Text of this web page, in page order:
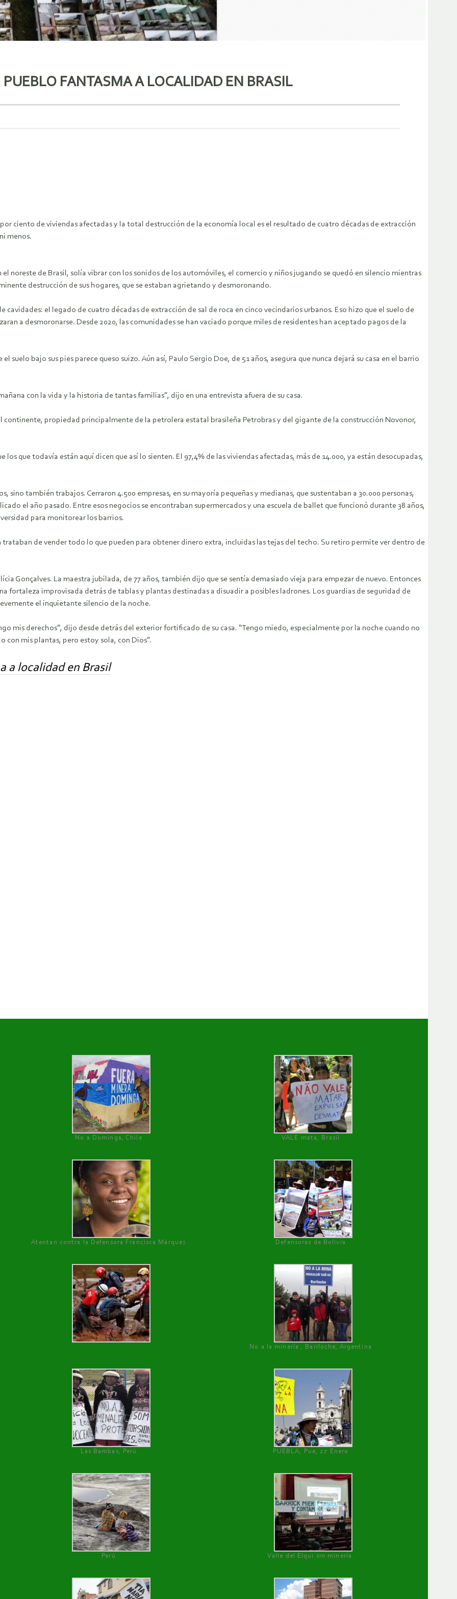
FANTASMA A LOCALIDAD EN BRASIL
ciento de viviendas afectadas y la total destrucción de la economía local es el resultado de cuatro décadas de extracción
menos.
noreste de Brasil, solía vibrar con los sonidos de los automóviles, el comercio y niños jugando se quedó en silencio mientras
destrucción de sus hogares, que se estaban agrietando y desmoronando.
cavidades: el legado de cuatro décadas de extracción de sal de roca en cinco vecindarios urbanos. Eso hizo que el suelo de
a desmoronarse. Desde 2020, las comunidades se han vaciado porque miles de residentes han aceptado pagos de la
suelo bajo sus pies parece queso suizo. Aún así, Paulo Sergio Doe, de 51 años, asegura que nunca dejará su casa en el barrio
con la vida y la historia de tantas familias”, dijo en una entrevista afuera de su casa.
continente, propiedad principalmente de la petrolera estatal brasileña Petrobras y del gigante de la construcción Novonor,
que todavía están aquí dicen que así lo sienten. El 97,4% de las viviendas afectadas, más de 14.000, ya están desocupadas,
sino también trabajos. Cerraron 4.500 empresas, en su mayoría pequeñas y medianas, que sustentaban a 30.000 personas,
el año pasado. Entre esos negocios se encontraban supermercados y una escuela de ballet que funcionó durante 38 años,
para monitorear los barrios.
trataban de vender todo lo que pueden para obtener dinero extra, incluidas las tejas del techo. Su retiro permite ver dentro de
Gonçalves. La maestra jubilada, de 77 años, también dijo que se sentía demasiado vieja para empezar de nuevo. Entonces
fortaleza improvisada detrás de tablas y plantas destinadas a disuadir a posibles ladrones. Los guardias de seguridad de
el inquietante silencio de la noche.
mis derechos”, dijo desde detrás del exterior fortificado de su casa. “Tengo miedo, especialmente por la noche cuando no
con mis plantas, pero estoy sola, con Dios”.
a localidad en Brasil
No a Dominga, Chile
VALE mata, Brasil
Atentan contra la Defensora Francisca Márquez Defensoras de Bolivia
No a la minería , Bariloche, Argentina
Las Bambas, Perú PUEBLA, Pue, 27 Enero
Perú Valle del Elqui sin minería.